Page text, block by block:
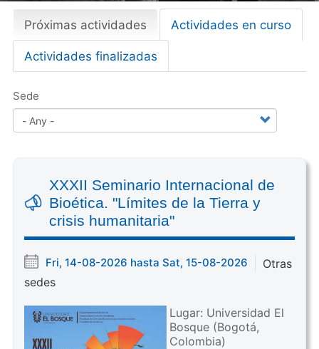
Primary
tabs
Próximas actividades
a
c
t
v
b
)
Actividades en curso
Actividades finalizadas
Sede
XXXII Seminario Internacional de
Bioética. "Límites de la Tierra y
crisis humanitaria"
Fri, 14-08-2026 hasta Sat, 15-08-2026
Otras
sedes
Lugar: Universidad El
Bosque (Bogotá,
Colombia)